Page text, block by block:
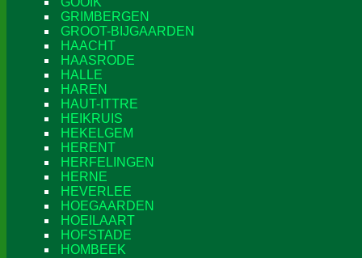
GRIMBERGEN
GROOT-BIJGAARDEN
HAACHT
HAASRODE
HALLE
HAREN
HAUT-ITTRE
HEIKRUIS
HEKELGEM
HERENT
HERFELINGEN
HERNE
HEVERLEE
HOEGAARDEN
HOEILAART
HOFSTADE
HOMBEEK